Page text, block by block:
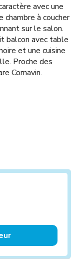
avec une
chambre à coucher
sur le salon.
balcon avec table
et une cuisine
Proche des
Cornavin.